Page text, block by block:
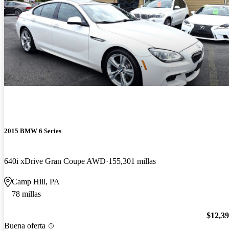
2015 BMW 6 Series
640i xDrive Gran Coupe AWD 155,301 millas
Camp Hill, PA
78 millas
Buena oferta